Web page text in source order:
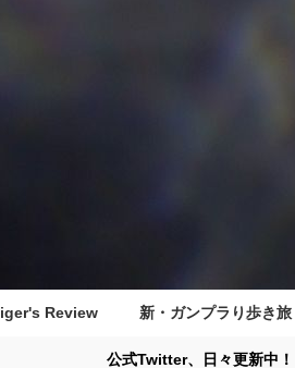
Review 新・ガンプラり歩き旅
公式Twitter、日々更新中！